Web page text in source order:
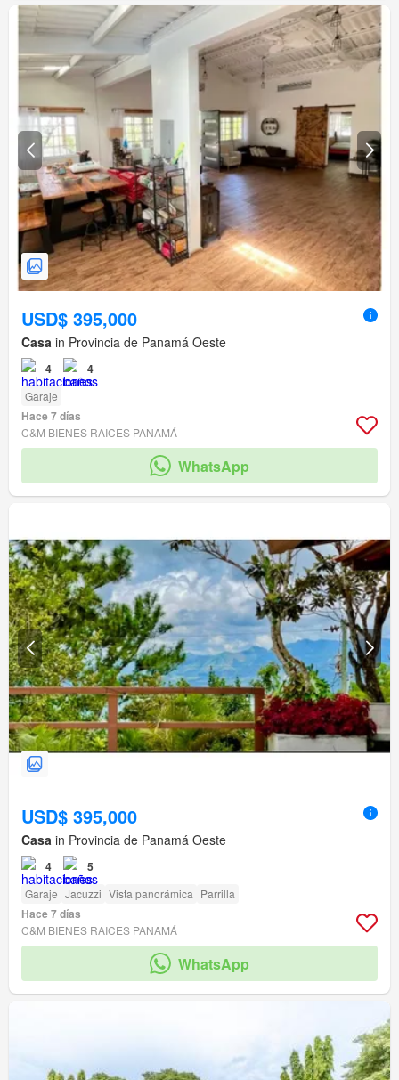
USD$ 395,000
Casa in Provincia de Panamá Oeste
4 4
Garaje
Hace 7 días
C&M BIENES RAICES PANAMÁ
WhatsApp
USD$ 395,000
Casa in Provincia de Panamá Oeste
4 5
Garaje Jacuzzi Vista panorámica Parrilla
Hace 7 días
C&M BIENES RAICES PANAMÁ
WhatsApp